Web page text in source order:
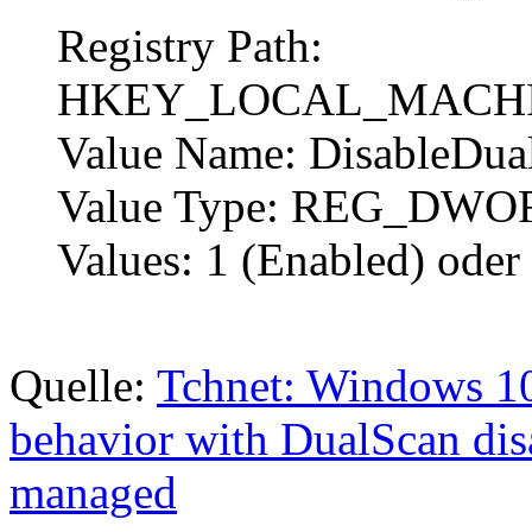
Registry Path:
Value Name:
Value Type:
Values: 1 (Enabled)
Quelle: Tchnet: Windows
behavior with DualScan
managed